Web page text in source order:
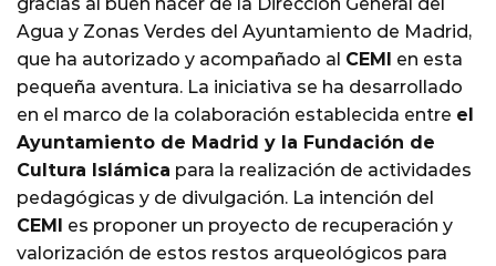
gracias al buen hacer de la Dirección General del
Agua y Zonas Verdes del Ayuntamiento de Madrid,
que ha autorizado y acompañado al CEMI
en esta
pequeña aventura. La iniciativa se ha desarrollado
en el marco de la colaboración establecida entre el
Ayuntamiento de Madrid y la Fundación de
Cultura Islámica para la realización de actividades
pedagógicas y de divulgación. La intención del
CEMI
es proponer un proyecto de recuperación y
valorización de estos restos arqueológicos para